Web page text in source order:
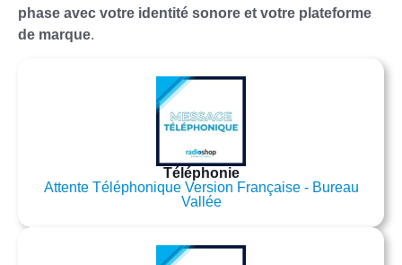
phase avec votre identité sonore et votre plateforme
de marque.
Téléphonie
Attente Téléphonique Version Française - Bureau
Vallée